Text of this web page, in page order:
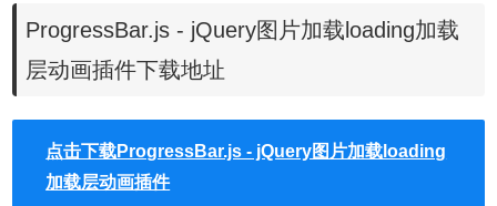
3
5
imageHeight: 300,
imageWidth: 250
});
var myProgress = $("#example"
imageUrl: 'image.png'
imageHeight: 300,
ProgressBar.js - jQuery图片加载loading加载
层动画插件下载地址
点击下载ProgressBar.js - jQuery图片加载loading
加载层动画插件